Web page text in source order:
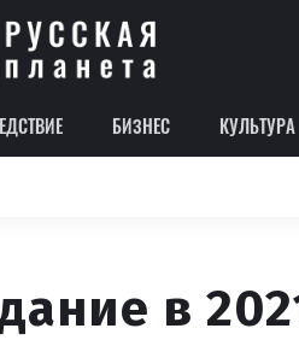
БИЗНЕС КУЛЬТУРА
в